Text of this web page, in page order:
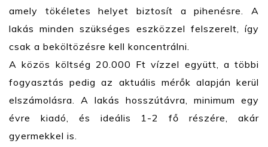
amely tökéletes helyet biztosít a pihenésre. A
lakás minden szükséges eszközzel felszerelt, így
csak a beköltözésre kell koncentrálni.
A közös költség 20.000 Ft vízzel együtt, a többi
fogyasztás pedig az aktuális mérők alapján kerül
elszámolásra. A lakás hosszútávra, minimum egy
évre kiadó, és ideális 1-2 fő részére, akár
gyermekkel is.